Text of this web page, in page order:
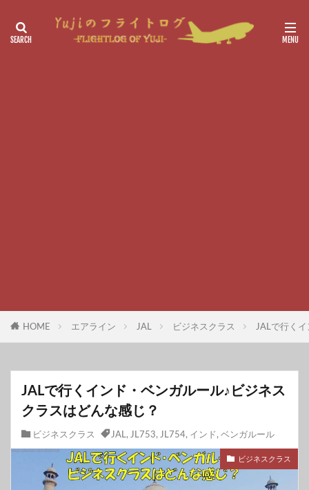
HOME エアライン JAL ビジネスクラス JALで行く
JALで行くインド・ベンガルール♪ビジネス
クラスはどんな感じ？
ビジネスクラス JAL, JL753, JL754, インド, ベンガルール
ビジネスクラス